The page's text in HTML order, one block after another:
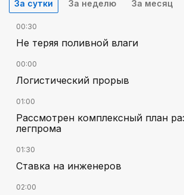
За сутки За неделю За месяц
00:30
Не теряя поливной влаги
00:00
Логистический прорыв
01:00
Рассмотрен комплексный план
легпрома
01:30
Ставка на инженеров
02:00